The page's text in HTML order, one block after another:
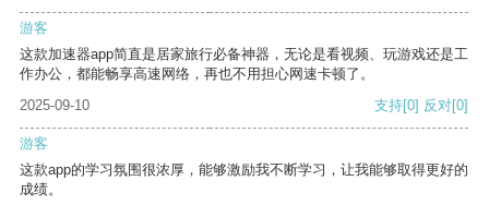
游客
这款加速器app简直是居家旅行必备神器，无论是看视频、玩游戏还是工
作办公，都能畅享高速网络，再也不用担心网速卡顿了。
2025-09-10
支持[0] 反对[0]
游客
这款app的学习氛围很浓厚，能够激励我不断学习，让我能够取得更好的
成绩。